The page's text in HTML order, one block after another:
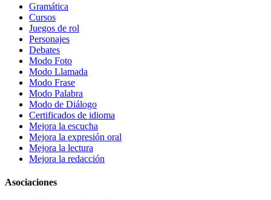
Gramática
Cursos
Juegos de rol
Personajes
Debates
Modo Foto
Modo Llamada
Modo Frase
Modo Palabra
Modo de Diálogo
Certificados de idioma
Mejora la escucha
Mejora la expresión oral
Mejora la lectura
Mejora la redacción
Asociaciones